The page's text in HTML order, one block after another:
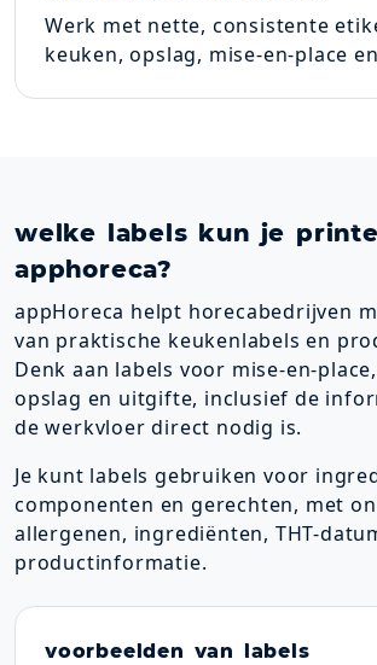
Werk met nette, consistente
keuken, opslag, mise-en-place
welke labels kun je
apphoreca?
appHoreca helpt horecabedrijven
van praktische keukenlabels en
Denk aan labels voor mise-en-
opslag en uitgifte, inclusief de
de werkvloer direct nodig is.
Je kunt labels gebruiken voor
componenten en gerechten, met
allergenen, ingrediënten, THT-
productinformatie.
voorbeelden van labels